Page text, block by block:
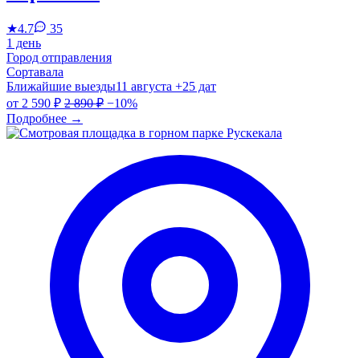
★4.7
35
1 день
Город отправления
Сортавала
Ближайшие выезды11 августа +25 дат
от 2 590 ₽ 2 890 ₽ −10%
Подробнее →